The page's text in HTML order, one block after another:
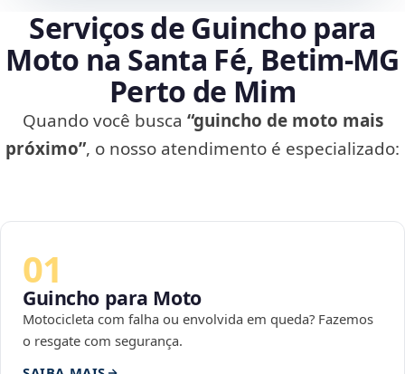
Serviços de Guincho para
Moto na Santa Fé, Betim‑MG
Perto de Mim
Quando você busca “guincho de moto mais
próximo”, o nosso atendimento é especializado:
01
Guincho para Moto
Motocicleta com falha ou envolvida em queda? Fazemos
o resgate com segurança.